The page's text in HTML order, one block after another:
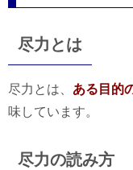
尽力とは
尽力とは、 ある目的
味しています。
尽力の読み方